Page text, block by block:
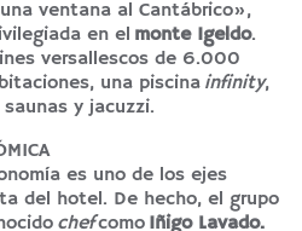
ventana al Cantábrico»,
en el monte Igeldo.
versallescos de 6.000
una piscina infinity,
y jacuzzi.
es uno de los ejes
del hotel. De hecho, el grupo
chefcomo Iñigo Lavado.